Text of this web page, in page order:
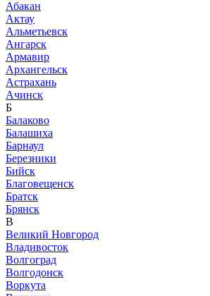
Абакан
Актау
Альметьевск
Ангарск
Армавир
Архангельск
Астрахань
Ачинск
Б
Балаково
Балашиха
Барнаул
Березники
Бийск
Благовещенск
Братск
Брянск
В
Великий Новгород
Владивосток
Волгоград
Волгодонск
Воркута